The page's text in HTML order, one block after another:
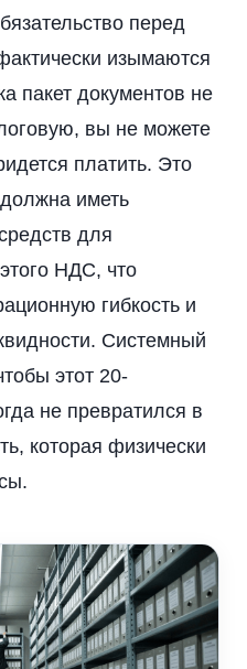
перед
изымаются
пакет документов не
вы не можете
платить. Это
иметь
для
НДС, что
гибкость и
Системный
этот 20-
не превратился в
которая физически